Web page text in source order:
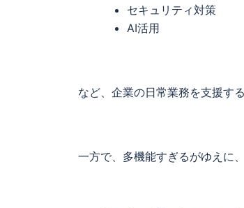
セキュリティ対策
AI活用
など、企業の日常業務を支援す
一方で、多機能すぎるがゆえに、